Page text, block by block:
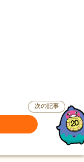
次の記事